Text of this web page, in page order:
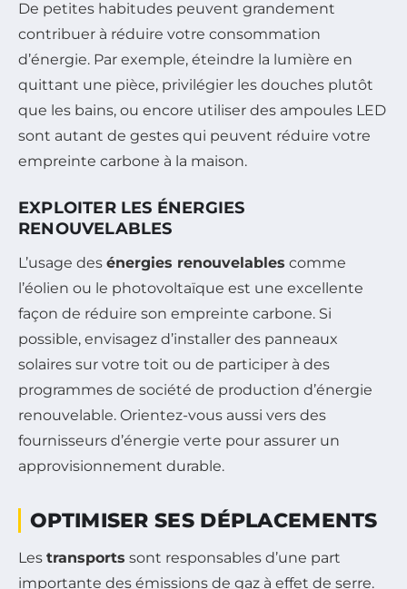
De petites habitudes peuvent grandement
contribuer à réduire votre consommation
d’énergie. Par exemple, éteindre la lumière en
quittant une pièce, privilégier les douches plutôt
que les bains, ou encore utiliser des ampoules LED
sont autant de gestes qui peuvent réduire votre
empreinte carbone à la maison.
EXPLOITER LES ÉNERGIES
RENOUVELABLES
L’usage des énergies renouvelables comme
l’éolien ou le photovoltaïque est une excellente
façon de réduire son empreinte carbone. Si
possible, envisagez d’installer des panneaux
solaires sur votre toit ou de participer à des
programmes de société de production d’énergie
renouvelable. Orientez-vous aussi vers des
fournisseurs d’énergie verte pour assurer un
approvisionnement durable.
OPTIMISER SES DÉPLACEMENTS
Les transports sont responsables d’une part
importante des émissions de gaz à effet de serre.